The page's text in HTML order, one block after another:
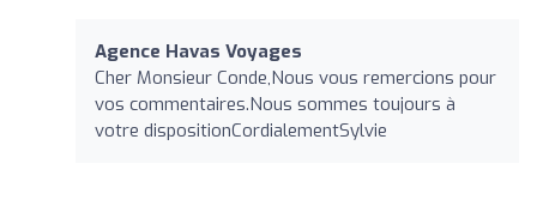
Agence Havas Voyages
Cher Monsieur Conde,Nous vous remercions pour
vos commentaires.Nous sommes toujours à
votre dispositionCordialementSylvie